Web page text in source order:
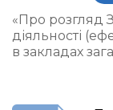
«Про розгляд
діяльності
в закладах